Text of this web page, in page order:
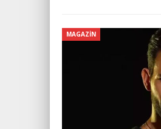
MAGAZIN